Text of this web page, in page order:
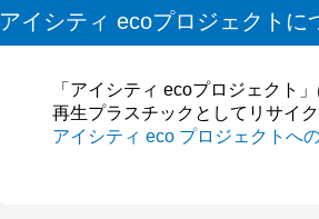
アイシティ ecoプロジェクトに
「アイシティ ecoプロジェクト
再生プラスチックとしてリサイ
アイシティ eco プロジェクトへ